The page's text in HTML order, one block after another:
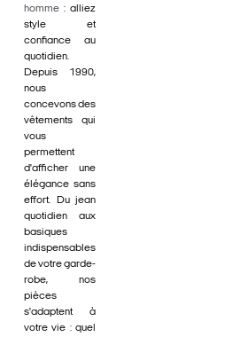
homme : alliez
style et
confiance au
quotidien.
Depuis 1990,
nous
concevons des
vêtements qui
vous
permettent
d'afficher une
élégance sans
effort. Du jean
quotidien aux
basiques
indispensables
de votre garde-
robe, nos
pièces
s'adaptent à
votre vie : quel